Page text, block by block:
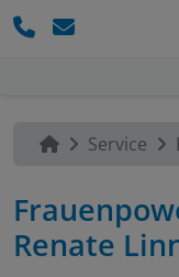
Service
Renate